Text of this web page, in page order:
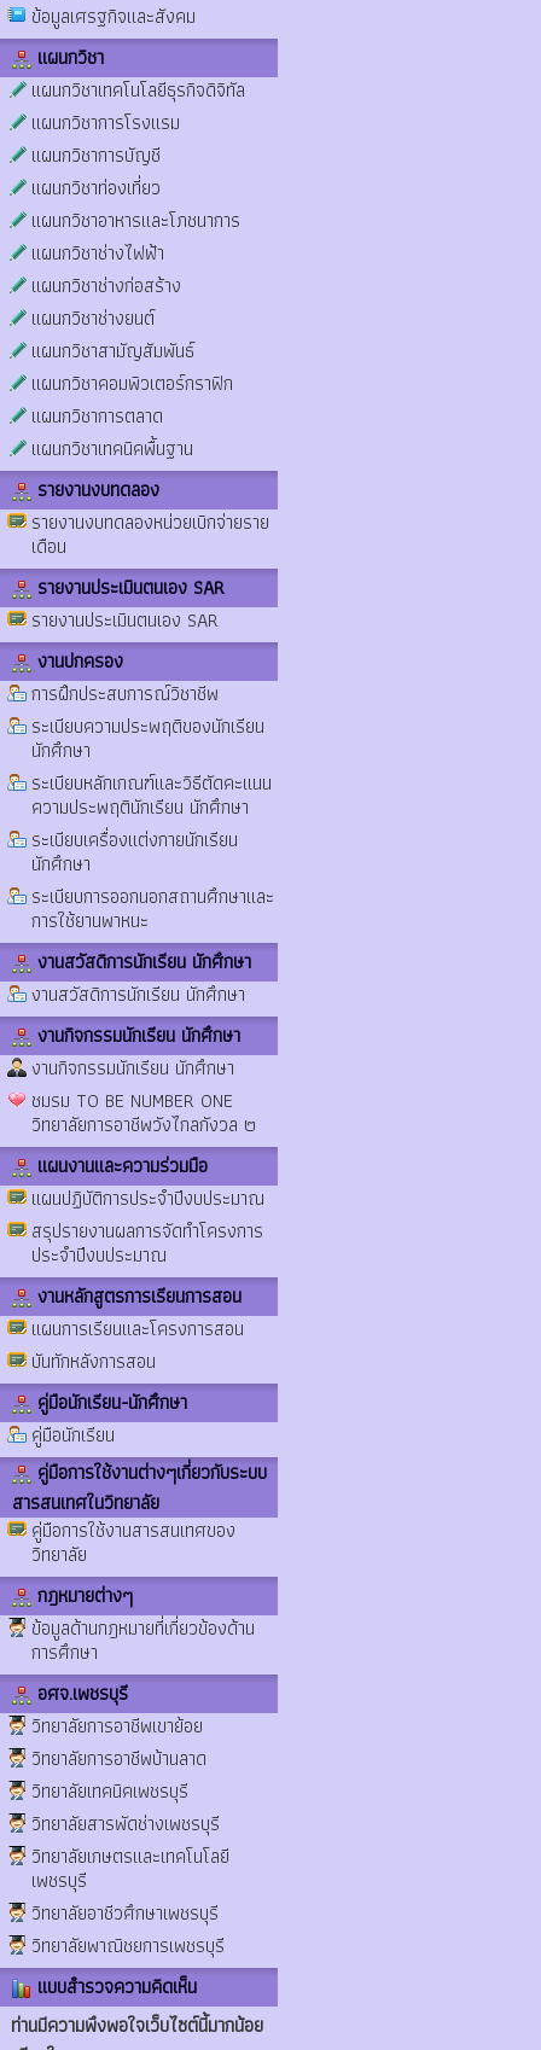
ข้อมูลเศรฐกิจและสังคม
แผนกวิชา
แผนกวิชาเทคโนโลยีธุรกิจดิจิทัล
แผนกวิชาการโรงแรม
แผนกวิชาการบัญชี
แผนกวิชาท่องเที่ยว
แผนกวิชาอาหารและโภชนาการ
แผนกวิชาช่างไฟฟ้า
แผนกวิชาช่างก่อสร้าง
แผนกวิชาช่างยนต์
แผนกวิชาสามัญสัมพันธ์
แผนกวิชาคอมพิวเตอร์กราฟิก
แผนกวิชาการตลาด
แผนกวิชาเทคนิคพื้นฐาน
รายงานงบทดลอง
รายงานงบทดลองหน่วยเบิกจ่ายราย
เดือน
รายงานประเมินตนเอง SAR
รายงานประเมินตนเอง SAR
งานปกครอง
การฝึกประสบการณ์วิชาชีพ
ระเบียบความประพฤติของนักเรียน
นักศึกษา
ระเบียบหลักเกณฑ์และวิธีตัดคะแนน
ความประพฤตินักเรียน นักศึกษา
ระเบียบเครื่องแต่งกายนักเรียน
นักศึกษา
ระเบียบการออกนอกสถานศึกษาและ
การใช้ยานพาหนะ
งานสวัสดิการนักเรียน นักศึกษา
งานสวัสดิการนักเรียน นักศึกษา
งานกิจกรรมนักเรียน นักศึกษา
งานกิจกรรมนักเรียน นักศึกษา
ชมรม TO BE NUMBER ONE
วิทยาลัยการอาชีพวังไกลกังวล ๒
แผนงานและความร่วมมือ
แผนปฏิบัติการประจำปีงบประมาณ
สรุปรายงานผลการจัดทำโครงการ
ประจำปีงบประมาณ
งานหลักสูตรการเรียนการสอน
แผนการเรียนและโครงการสอน
บันทักหลังการสอน
คู่มือนักเรียน-นักศึกษา
คู่มือนักเรียน
คู่มือการใช้งานต่างๆเกี่ยวกับระบบ
สารสนเทศในวิทยาลัย
คู่มือการใช้งานสารสนเทศของ
วิทยาลัย
กฎหมายต่างๆ
ข้อมูลด้านกฎหมายที่เกี่ยวข้องด้าน
การศึกษา
อศจ.เพชรบุรี
วิทยาลัยการอาชีพเขาย้อย
วิทยาลัยการอาชีพบ้านลาด
วิทยาลัยเทคนิคเพชรบุรี
วิทยาลัยสารพัดช่างเพชรบุรี
วิทยาลัยเกษตรและเทคโนโลยี
เพชรบุรี
วิทยาลัยอาชีวศึกษาเพชรบุรี
วิทยาลัยพาณิชยการเพชรบุรี
แบบสำรวจความคิดเห็น
ท่านมีความพึงพอใจเว็บไซต์นี้มากน้อย